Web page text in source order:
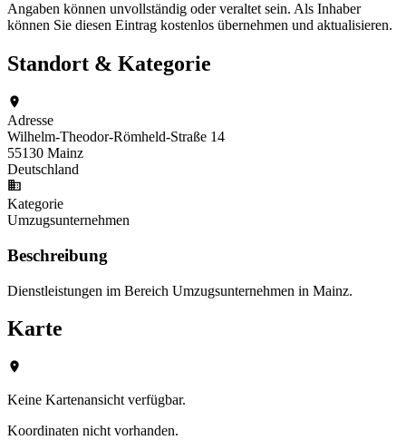
Angaben können unvollständig oder veraltet sein. Als Inhaber
können Sie diesen Eintrag kostenlos übernehmen und aktualisieren.
Standort & Kategorie
Adresse
Wilhelm-Theodor-Römheld-Straße 14
55130 Mainz
Deutschland
Kategorie
Umzugsunternehmen
Beschreibung
Dienstleistungen im Bereich Umzugsunternehmen in Mainz.
Karte
Keine Kartenansicht verfügbar.
Koordinaten nicht vorhanden.